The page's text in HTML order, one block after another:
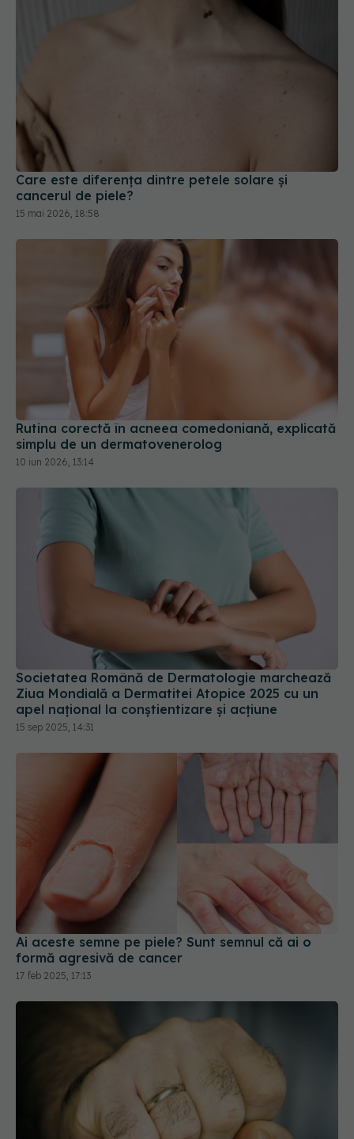
Care este diferența dintre petele solare și
cancerul de piele?
15 mai 2026, 18:58
Rutina corectă în acneea comedoniană, explicată
simplu de un dermatovenerolog
10 iun 2026, 13:14
Societatea Română de Dermatologie marchează
Ziua Mondială a Dermatitei Atopice 2025 cu un
apel național la conștientizare și acțiune
15 sep 2025, 14:31
Ai aceste semne pe piele? Sunt semnul că ai o
formă agresivă de cancer
17 feb 2025, 17:13